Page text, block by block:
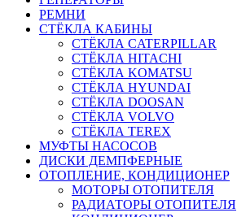
РЕМНИ
СТЁКЛА КАБИНЫ
СТЁКЛА CATERPILLAR
СТЁКЛА HITACHI
СТЁКЛА KOMATSU
СТЁКЛА HYUNDAI
СТЁКЛА DOOSAN
СТЁКЛА VOLVO
СТЁКЛА TEREX
МУФТЫ НАСОСОВ
ДИСКИ ДЕМПФЕРНЫЕ
ОТОПЛЕНИЕ, КОНДИЦИОНЕР
МОТОРЫ ОТОПИТЕЛЯ
РАДИАТОРЫ ОТОПИТЕЛЯ